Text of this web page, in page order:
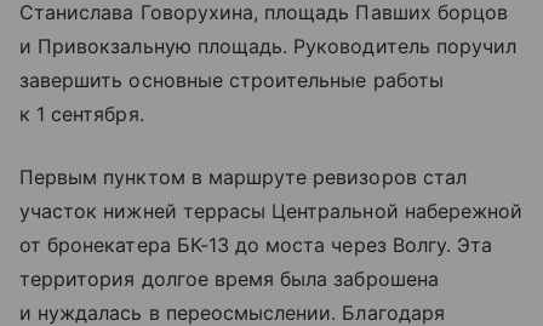
Станислава Говорухина, площадь Павших борцов
и Привокзальную площадь. Руководитель поручил
завершить основные строительные работы
к 1 сентября.
Первым пунктом в маршруте ревизоров стал
участок нижней террасы Центральной набережной
от бронекатера БК-13 до моста через Волгу. Эта
территория долгое время была заброшена
и нуждалась в переосмыслении. Благодаря